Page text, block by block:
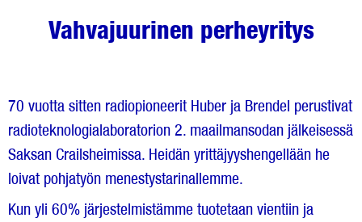
Vahvajuurinen perheyritys
70 vuotta sitten radiopioneerit Huber ja Brendel perustivat
radioteknologialaboratorion 2. maailmansodan jälkeisessä
Saksan Crailsheimissa. Heidän yrittäjyyshengellään he
loivat pohjatyön menestystarinallemme.
Kun yli 60% järjestelmistämme tuotetaan vientiin ja